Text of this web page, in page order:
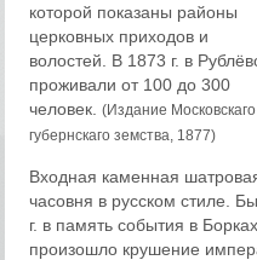
которой показаны районы
церковных приходов и
волостей.
В 1873 г. в
проживали от 100 до 300
человек.
(Издание Московскаго
губернскаго земства, 1877)
Входная каменная
часовня в русском стиле.
г. в память события в
произошло крушение